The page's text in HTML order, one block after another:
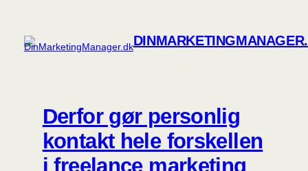
indhold
Derfor gør personlig
kontakt hele forskellen
i freelance marketing